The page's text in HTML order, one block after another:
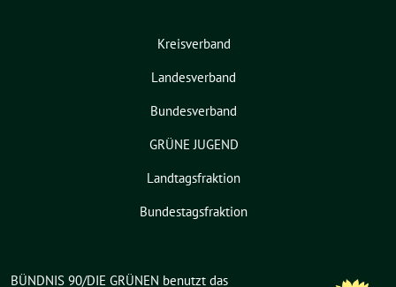
Kreisverband
Landesverband
Bundesverband
GRÜNE JUGEND
Landtagsfraktion
Bundestagsfraktion
BÜNDNIS 90/DIE GRÜNEN benutzt das